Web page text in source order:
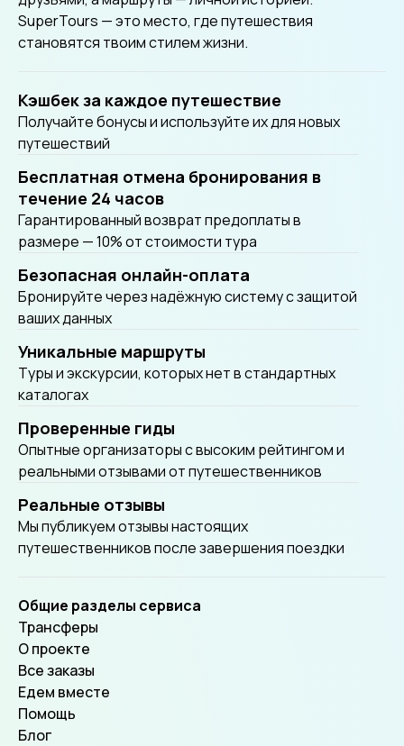
SuperTours — это место, где путешествия
становятся твоим стилем жизни.
Кэшбек за каждое путешествие
Получайте бонусы и используйте их для новых
путешествий
Бесплатная отмена бронирования в
течение 24 часов
Гарантированный возврат предоплаты в
размере — 10% от стоимости тура
Безопасная онлайн-оплата
Бронируйте через надёжную систему с защитой
ваших данных
Уникальные маршруты
Tуры и экскурсии, которых нет в стандартных
каталогах
Проверенные гиды
Опытные организаторы с высоким рейтингом и
реальными отзывами от путешественников
Реальные отзывы
Мы публикуем отзывы настоящих
путешественников после завершения поездки
Общие разделы сервиса
Трансферы
О проекте
Все заказы
Едем вместе
Помощь
Блог